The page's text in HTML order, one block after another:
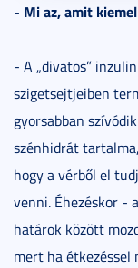
- Mi az, amit
- A „divatos”
szigetsejtjeiben
gyorsabban
szénhidrát
hogy a vérből el
venni. Éhezéskor -
határok között
mert ha